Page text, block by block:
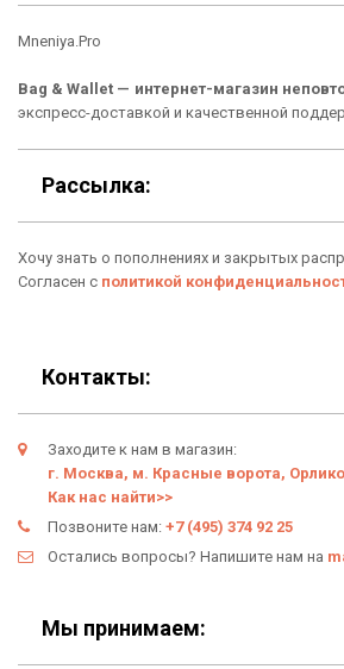
Материалы
Подарочные сертификаты
О нас
Отзывы о Bag & Wallet
Гарантия
Условия возврата
Оферта
Политика
Кошельки
Сумки
Новинки
Подарки
Mneniya.Pro
Bag & Wallet — интернет-магазин
экспресс-доставкой и качественной
Рассылка:
Хочу знать о пополнениях и закрытых
Согласен с политикой
Контакты:
Заходите к нам в магазин:
г. Москва, м. Красные ворота,
Как нас найти>>
Позвоните нам: +7 (495) 374 92 25
Остались вопросы? Напишите нам на
Мы принимаем: